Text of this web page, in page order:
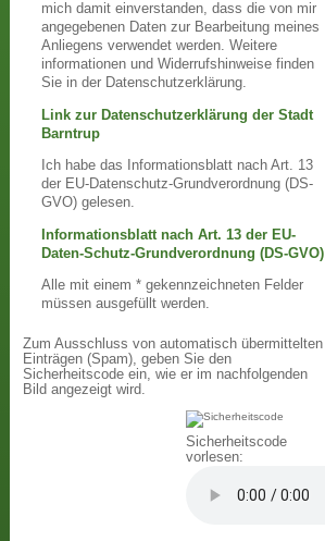
mich damit einverstanden, dass die von mir
angegebenen Daten zur Bearbeitung meines
Anliegens verwendet werden. Weitere
informationen und Widerrufshinweise finden
Sie in der Datenschutzerklärung.
Link zur Datenschutzerklärung der Stadt
Barntrup
Ich habe das Informationsblatt nach Art. 13
der EU-Datenschutz-Grundverordnung (DS-
GVO) gelesen.
Informationsblatt nach Art. 13 der EU-
Daten-Schutz-Grundverordnung (DS-GVO)
Alle mit einem * gekennzeichneten Felder
müssen ausgefüllt werden.
Zum Ausschluss von automatisch übermittelten
Einträgen (Spam), geben Sie den
Sicherheitscode ein, wie er im nachfolgenden
Bild angezeigt wird.
Sicherheitscode
vorlesen: